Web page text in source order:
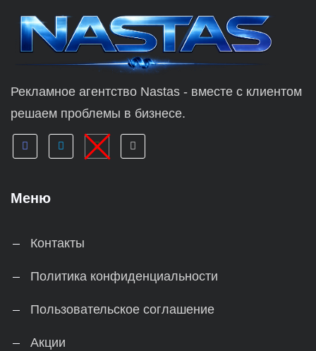
Рекламное агентство Nastas - вместе с клиентом
решаем проблемы в бизнесе.
Меню
Контакты
Политика конфиденциальности
Пользовательское соглашение
Акции